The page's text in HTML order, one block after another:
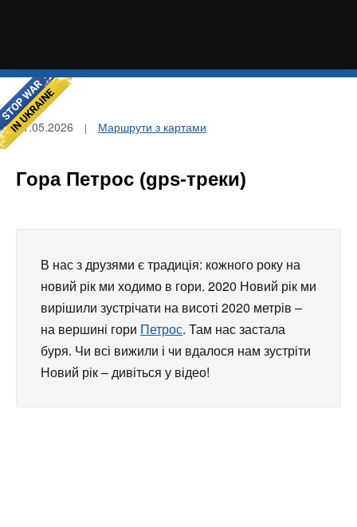
21.05.2026 Маршрути з картами
Гора Петрос (gps-треки)
В нас з друзями є традиція: кожного року на
новий рік ми ходимо в гори. 2020 Новий рік ми
вирішили зустрічати на висоті 2020 метрів –
на вершині гори Петрос. Там нас застала
буря. Чи всі вижили і чи вдалося нам зустріти
Новий рік – дивіться у відео!